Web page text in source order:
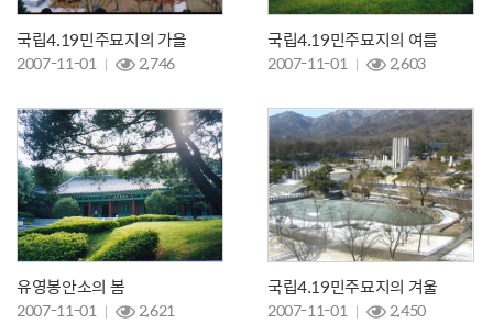
국립4.19민주묘지의 가을
2007-11-01
2,746
국립4.19민주묘지의 여름
2007-11-01
2,603
유영봉안소의 봄
2007-11-01
2,621
국립4.19민주묘지의 겨울
2007-11-01
2,450